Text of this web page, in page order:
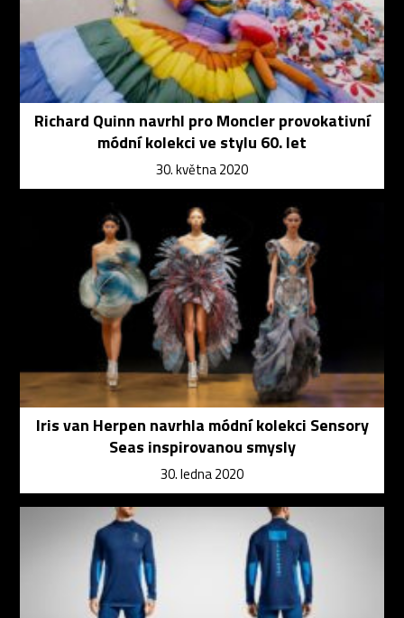
Richard Quinn navrhl pro Moncler provokativní
módní kolekci ve stylu 60. let
30. května 2020
Iris van Herpen navrhla módní kolekci Sensory
Seas inspirovanou smysly
30. ledna 2020